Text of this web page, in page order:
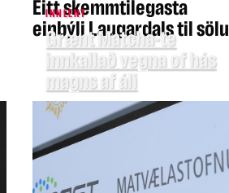
Eitt skemmtilegasta
einbýli Laugardals til sölu
INNLENT
Grænt Matcha-te
innkallað vegna of hás
magns af áli